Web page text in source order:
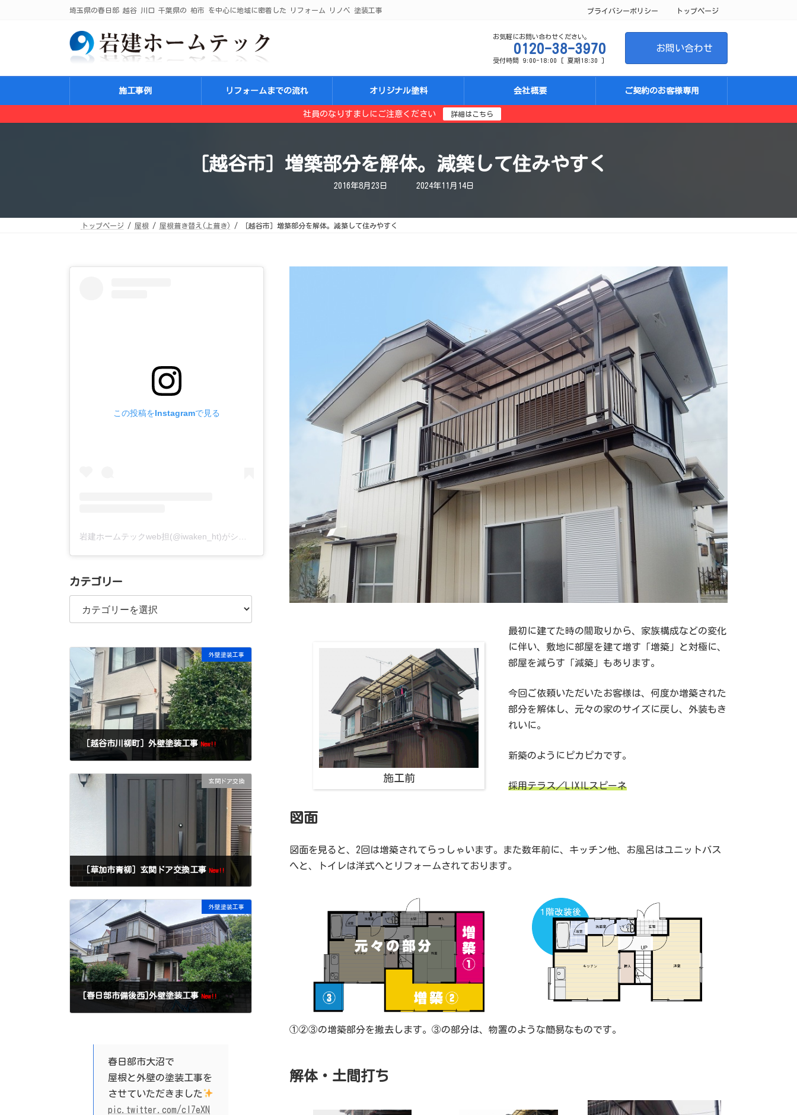
埼玉県の春日部 越谷 川口 千葉県の 柏市 を中心に地域に密着した リフォーム リノベ 塗装工事 プライバシーポリシー トップページ
お気軽にお問い合わせください。
0120-38-3970
受付時間 9:00-18:00 [ 夏期18:30 ]
お問い合わせ
施工事例 リフォームまでの流れ オリジナル塗料 会社概要 ご契約のお客様専用
社員のなりすましにご注意ください 詳細はこちら
［越谷市］増築部分を解体。減築して住みやすく
2016年8月23日
最
日
2024年11月14日
トップページ 屋根 屋根葺き替え(上葺き) ［越谷市］増築部分を解体。減築して住みやすく
施工前
最初に建てた時の間取りから、家族構成などの変化
に伴い、敷地に部屋を建て増す「増築」と対極に、
部屋を減らす「減築」もあります。
今回ご依頼いただいたお客様は、何度か増築された
部分を解体し、元々の家のサイズに戻し、外装もき
れいに。
新築のようにピカピカです。
採用テラス／LIXILスピーネ
図面
図面を見ると、2回は増築されてらっしゃいます。また数年前に、キッチン他、お風呂はユニットバス
へと、トイレは洋式へとリフォームされております。
①②③の増築部分を撤去します。 ③の部分は、物置のような簡易なものです。
解体・土間打ち
この投稿をInstagramで見る
岩建ホームテックweb担(@iwaken_ht)がシェアした投稿
カテゴリー
カ
リ
外壁塗装工事
［越谷市川柳町］外壁塗装工事 New!!
玄関ドア交換
［草加市青柳］玄関ドア交換工事 New!!
外壁塗装工事
[春日部市備後西]外壁塗装工事 New!!
春日部市大沼で
屋根と外壁の塗装工事を
させていただきました
pic.twitter.com/cI7eXN